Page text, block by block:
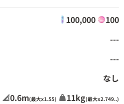
100,000
100
---
---
なし
0.6m(最大x1.55) 11kg(最大x2.749..)